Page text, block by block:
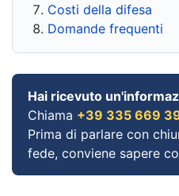
Costi della difesa
Domande frequenti
Hai ricevuto
Chiama +39 335 669
Prima di parlare con
fede, conviene sapere